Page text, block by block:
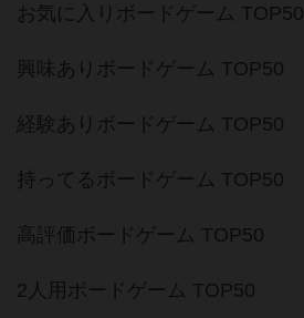
お気に入りボードゲーム TOP50
興味ありボードゲーム TOP50
経験ありボードゲーム TOP50
持ってるボードゲーム TOP50
高評価ボードゲーム TOP50
2人用ボードゲーム TOP50